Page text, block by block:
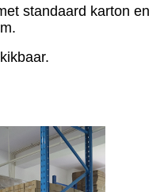
standaard karton en